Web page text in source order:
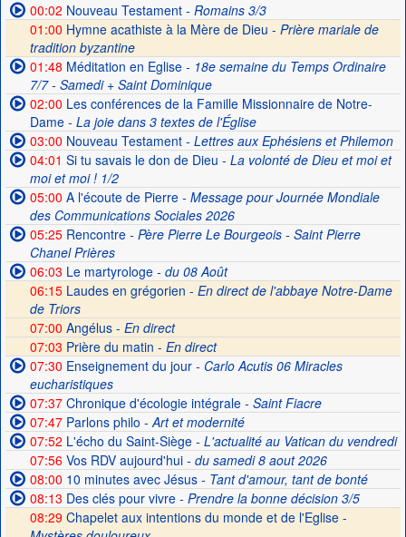
00:02 Nouveau Testament- Romains 3/3
01:00 Hymne acathiste à la Mère de Dieu - Prière mariale de
tradition byzantine
01:48 Méditation en Eglise- 18e semaine du Temps Ordinaire
7/7 - Samedi + Saint Dominique
02:00 Les conférences de la Famille Missionnaire de Notre-
Dame- La joie dans 3 textes de l'Église
03:00 Nouveau Testament- Lettres aux Ephésiens et Philemon
04:01 Si tu savais le don de Dieu - La volonté de Dieu et moi et
moi et moi ! 1/2
05:00 A l'écoute de Pierre- Message pour Journée Mondiale
des Communications Sociales 2026
05:25Rencontre- Père Pierre Le Bourgeois - Saint Pierre
Chanel Prières
06:03 Le martyrologe- du 08 Août
06:15Laudes en grégorien - En direct de l'abbaye Notre-Dame
de Triors
07:00 Angélus - En direct
07:03 Prière du matin - En direct
07:30 Enseignement du jour- Carlo Acutis 06 Miracles
eucharistiques
07:37Chronique d'écologie intégrale- Saint Fiacre
07:47Parlons philo - Art et modernité
07:52 L'écho du Saint-Siège- L'actualité au Vatican du vendredi
07:56Vos RDV aujourd'hui- du samedi 8 aout 2026
08:00 10 minutes avec Jésus- Tant d'amour, tant de bonté
08:13 Des clés pour vivre- Prendre la bonne décision 3/5
08:29 Chapelet aux intentions du monde et de l'Eglise -